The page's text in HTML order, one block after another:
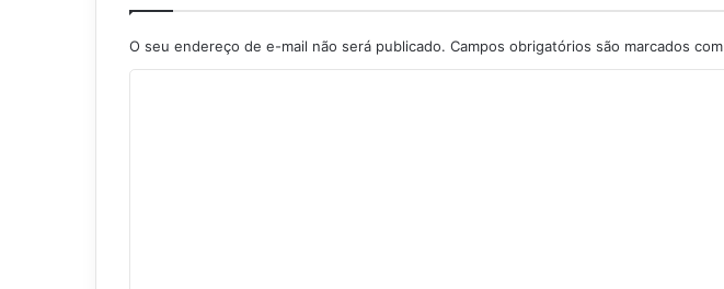
O seu endereço de e-mail não será publicado. Campos obrigatórios são marcados com